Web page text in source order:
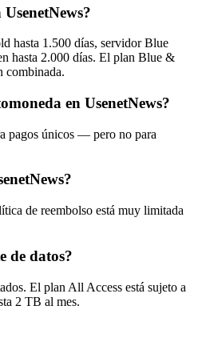
hasta 1.500 días, servidor Blue
hasta 2.000 días. El plan Blue &
combinada.
en UsenetNews?
pagos únicos — pero no para
de reembolso está muy limitada
de datos?
El plan All Access está sujeto a
2 TB al mes.